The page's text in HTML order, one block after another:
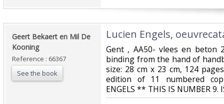
‎Geert Bekaert en Mil De
Kooning‎
Reference : 66367
See the book
‎Lucien Engels,
‎Gent , AA50- vlees en beton
binding from the hand of
size: 28 cm x 23 cm, 124
edition of 11 numbered
ENGELS ** THIS IS NUMBER 9.